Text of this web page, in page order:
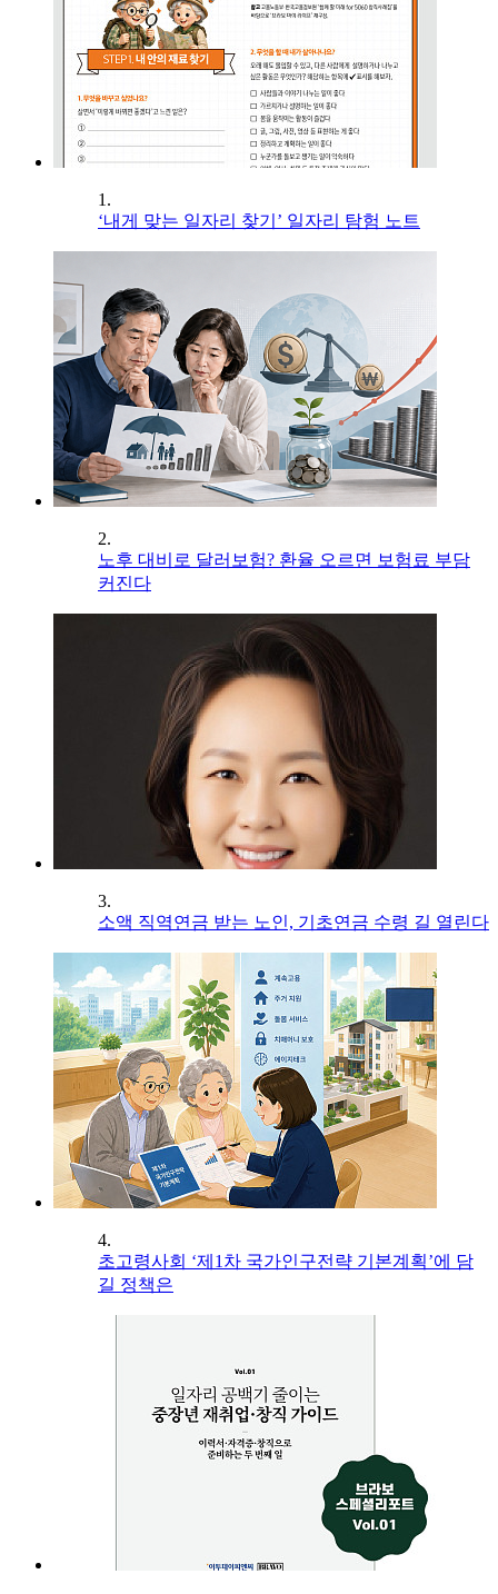
1.
‘내게 맞는 일자리 찾기’ 일자리 탐험 노트
2.
노후 대비로 달러보험? 환율 오르면 보험료 부담
커진다
3.
소액 직역연금 받는 노인, 기초연금 수령 길 열린다
4.
초고령사회 ‘제1차 국가인구전략 기본계획’에 담
길 정책은